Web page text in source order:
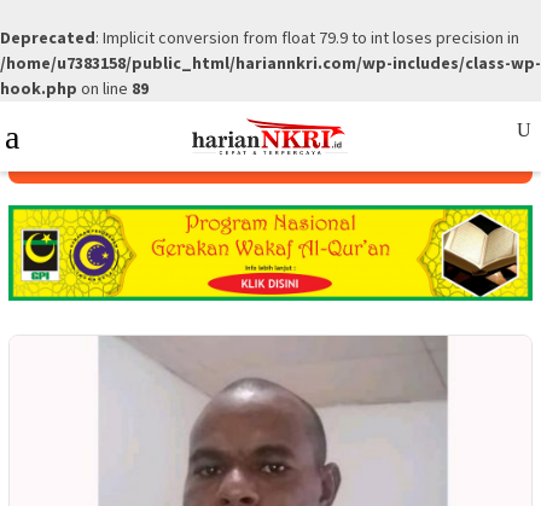
Deprecated: Implicit conversion from float 79.9 to int loses precision in
/home/u7383158/public_html/hariannkri.com/wp-includes/class-wp-
hook.php on line 89
to
Menu